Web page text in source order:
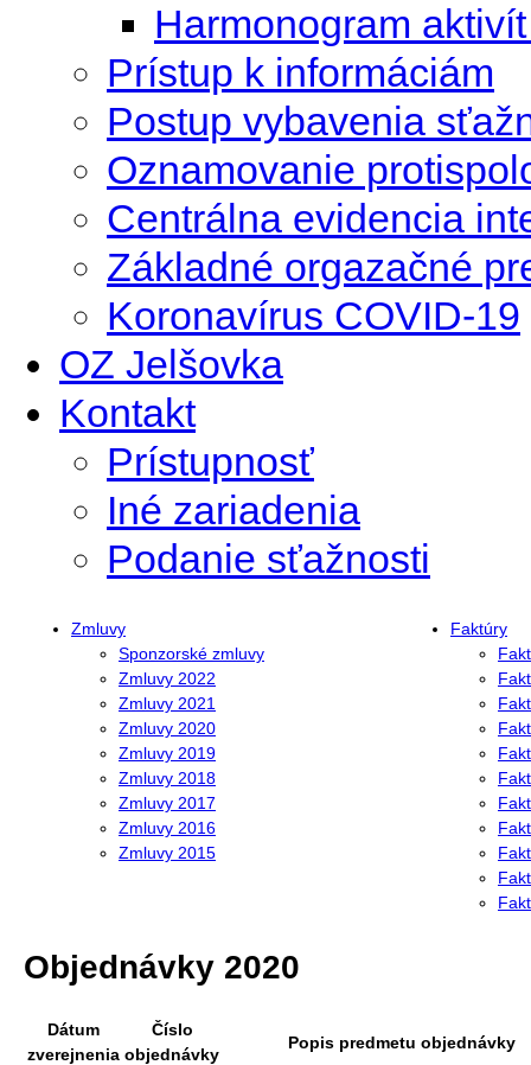
Harmonogram
Prístup k informáciám
Postup vybavenia
Oznamovanie
Centrálna evidencia
Základné orgazačné
Koronavírus COVID-19
OZ Jelšovka
Kontakt
Prístupnosť
Iné zariadenia
Podanie sťažnosti
Zmluvy
Sponzorské zmluvy
Zmluvy 2022
Zmluvy 2021
Zmluvy 2020
Zmluvy 2019
Zmluvy 2018
Zmluvy 2017
Zmluvy 2016
Zmluvy 2015
Faktúry
Objednávky 2020
Dátum
zverejnenia
Číslo
objednávky
Popis predmetu objednávky